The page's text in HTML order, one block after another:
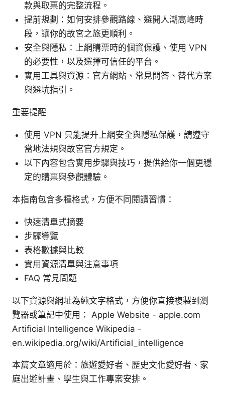
款與取票的完整流程。
提前規劃：如何安排參觀路線、避開人潮高峰時
段，讓你的故宮之旅更順利。
安全與隱私：上網購票時的個資保護、使用 VPN
的必要性，以及選擇可信任的平台。
實用工具與資源：官方網站、常見問答、替代方案
與避坑指引。
重要提醒
使用 VPN 只能提升上網安全與隱私保護，請遵守
當地法規與故宮官方規定。
以下內容包含實用步驟與技巧，提供給你一個更穩
定的購票與參觀體驗。
本指南包含多種格式，方便不同閱讀習慣：
快速清單式摘要
步驟導覽
表格數據與比較
實用資源清單與注意事項
FAQ 常見問題
以下資源與網址為純文字格式，方便你直接複製到瀏
覽器或筆記中使用： Apple Website - apple.com
Artificial Intelligence Wikipedia -
en.wikipedia.org/wiki/Artificial_intelligence
本篇文章適用於：旅遊愛好者、歷史文化愛好者、家
庭出遊計畫、學生與工作專案安排。